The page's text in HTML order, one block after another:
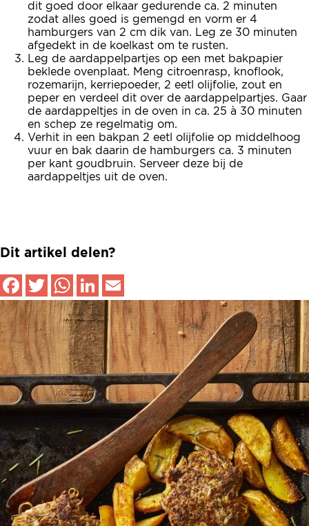
dit goed door elkaar gedurende ca. 2 minuten
zodat alles goed is gemengd en vorm er 4
hamburgers van 2 cm dik van. Leg ze 30 minuten
afgedekt in de koelkast om te rusten.
Leg de aardappelpartjes op een met bakpapier
beklede ovenplaat. Meng citroenrasp, knoflook,
rozemarijn, kerriepoeder, 2 eetl olijfolie, zout en
peper en verdeel dit over de aardappelpartjes. Gaar
de aardappeltjes in de oven in ca. 25 à 30 minuten
en schep ze regelmatig om.
Verhit in een bakpan 2 eetl olijfolie op middelhoog
vuur en bak daarin de hamburgers ca. 3 minuten
per kant goudbruin. Serveer deze bij de
aardappeltjes uit de oven.
Dit artikel delen?